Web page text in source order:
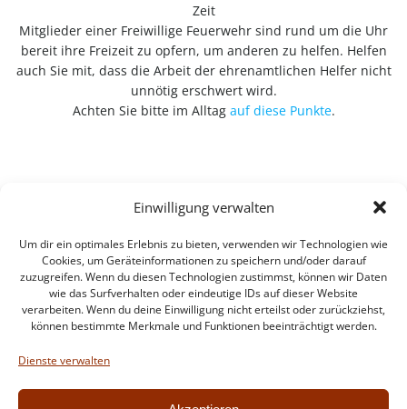
Einwilligung verwalten
Um dir ein optimales Erlebnis zu bieten, verwenden wir Technologien wie
Cookies, um Geräteinformationen zu speichern und/oder darauf
zuzugreifen. Wenn du diesen Technologien zustimmst, können wir Daten
wie das Surfverhalten oder eindeutige IDs auf dieser Website
verarbeiten. Wenn du deine Einwilligung nicht erteilst oder zurückziehst,
können bestimmte Merkmale und Funktionen beeinträchtigt werden.
Dienste verwalten
Zeit
Mitglieder einer Freiwillige Feuerwehr sind rund um die Uhr
bereit ihre Freizeit zu opfern, um anderen zu helfen. Helfen
auch Sie mit, dass die Arbeit der ehrenamtlichen Helfer nicht
unnötig erschwert wird.
Achten Sie bitte im Alltag auf diese Punkte.
Intern